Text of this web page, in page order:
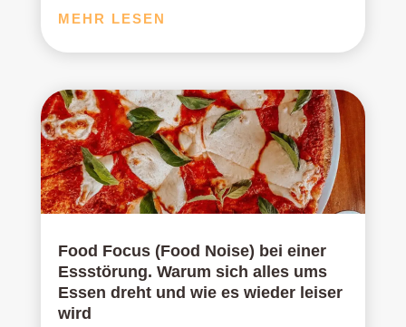
MEHR LESEN
Food Focus (Food Noise) bei einer
Essstörung. Warum sich alles ums
Essen dreht und wie es wieder leiser
wird